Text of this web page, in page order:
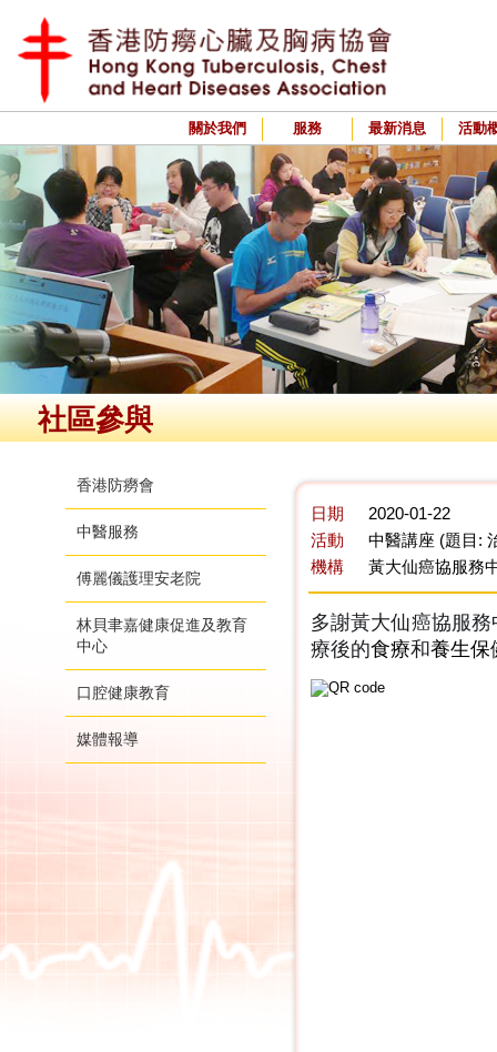
關於我們 服務 最新消息 活動
社區參與
香港防癆會
中醫服務
傅麗儀護理安老院
林貝聿嘉健康促進及教育
中心
口腔健康教育
媒體報導
日期
2020-01-22
活動
中醫講座 (題目:
機構
黃大仙癌協服務
多謝黃大仙癌協服
療後的食療和養生保